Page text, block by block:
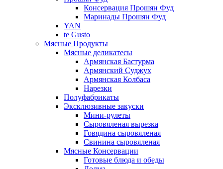
Консервация Прошян Фуд
Маринады Прошян Фуд
YAN
te Gusto
Мясные Продукты
Мясные деликатесы
Армянская Бастурма
Армянский Суджух
Армянская Колбаса
Нарезки
Полуфабрикаты
Эксклюзивные закуски
Мини-рулеты
Сыровяленая вырезка
Говядина сыровяленая
Свинина сыровяленая
Мясные Консервации
Готовые блюда и обеды